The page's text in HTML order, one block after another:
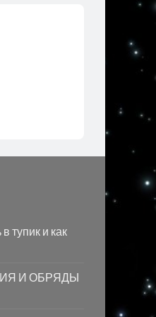
тупик и как
И ОБРЯДЫ